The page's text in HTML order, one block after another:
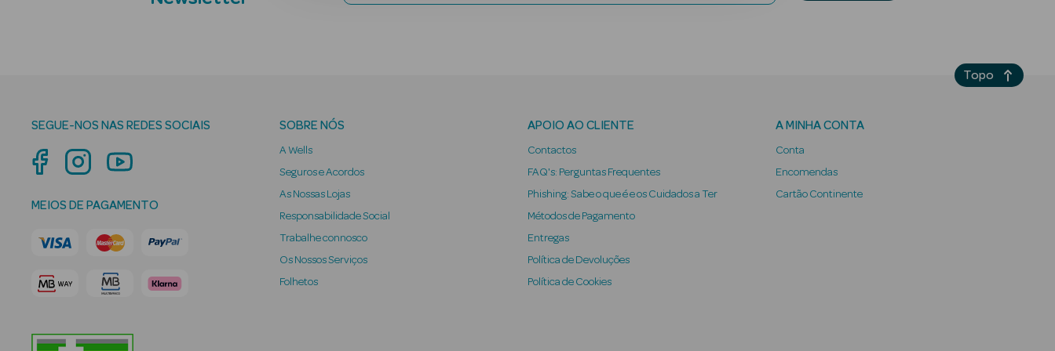
SEGUE-NOS NAS REDES SOCIAIS
MEIOS DE PAGAMENTO
SOBRE NÓS
A Wells
Seguros e Acordos
As Nossas Lojas
Responsabilidade Social
Trabalhe connosco
Os Nossos Serviços
Folhetos
APOIO AO CLIENTE
Contactos
FAQ's: Perguntas Frequentes
Phishing: Sabe o que é e os Cuidados a Ter
Métodos de Pagamento
Entregas
Política de Devoluções
Política de Cookies
A MINHA CONTA
Conta
Encomendas
Cartão Continente
Topo